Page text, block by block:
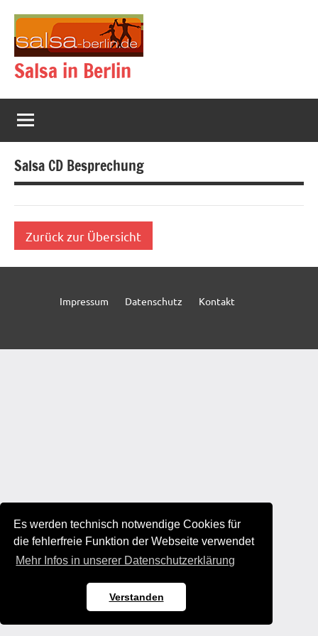
Es werden technisch notwendige Cookies für
die fehlerfreie Funktion der Webseite verwendet
Mehr Infos in unserer Datenschutzerklärung
Verstanden
springen
Salsa in Berlin
Salsa CD Besprechung
Zurück zur Übersicht
Impressum Datenschutz Kontakt